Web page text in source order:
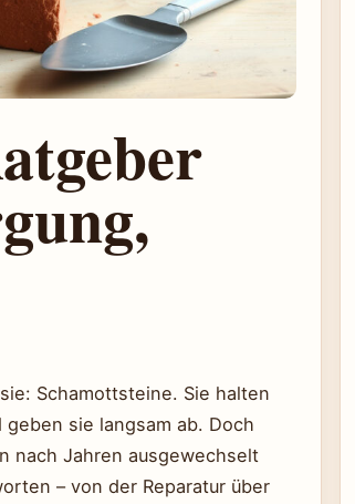
Schamottsteine. Sie halten
geben sie langsam ab. Doch
nach Jahren ausgewechselt
– von der Reparatur über